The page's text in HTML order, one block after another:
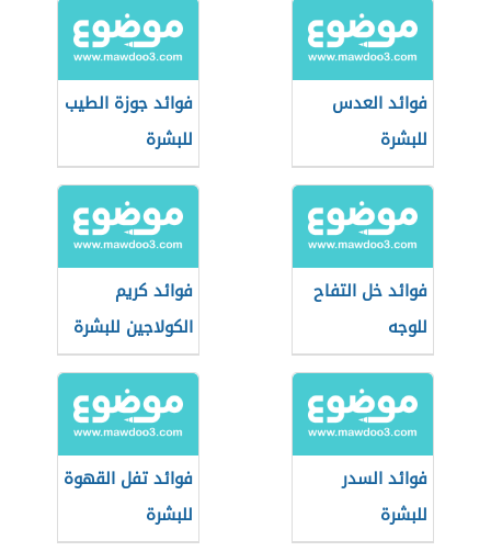
فوائد العدس
للبشرة
فوائد جوزة الطيب
للبشرة
فوائد خل التفاح
للوجه
فوائد كريم
الكولاجين للبشرة
فوائد السدر
للبشرة
فوائد تفل القهوة
للبشرة